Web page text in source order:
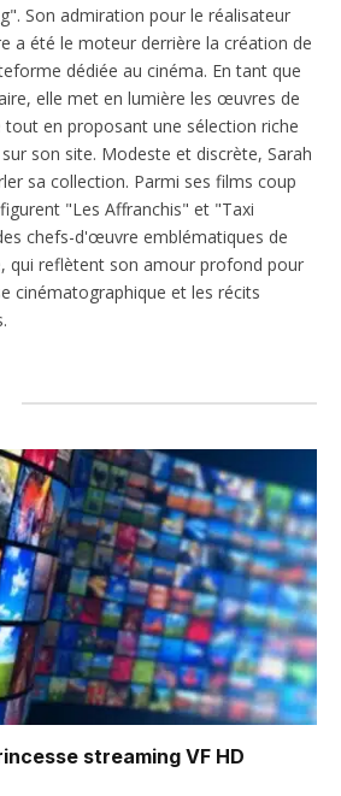
Son admiration pour le réalisateur
a été le moteur derrière la création de
dédiée au cinéma. En tant que
elle met en lumière les œuvres de
tout en proposant une sélection riche
son site. Modeste et discrète, Sarah
sa collection. Parmi ses films coup
"Les Affranchis" et "Taxi
chefs-d'œuvre emblématiques de
qui reflètent son amour profond pour
cinématographique et les récits
streaming VF HD